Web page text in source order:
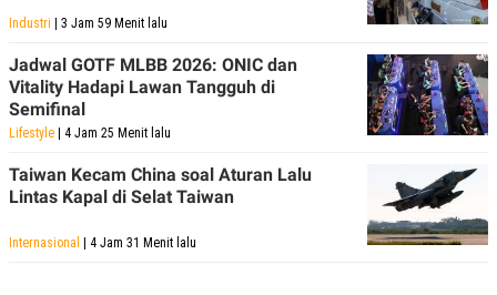
Industri | 3 Jam 59 Menit lalu
Jadwal GOTF MLBB 2026: ONIC dan
Vitality Hadapi Lawan Tangguh di
Semifinal
Lifestyle | 4 Jam 25 Menit lalu
Taiwan Kecam China soal Aturan Lalu
Lintas Kapal di Selat Taiwan
Internasional | 4 Jam 31 Menit lalu